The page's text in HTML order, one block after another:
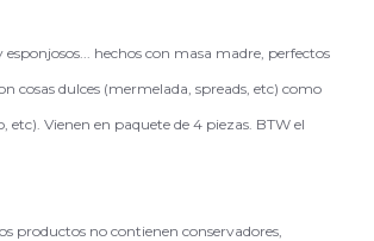
hechos con masa madre, perfectos
cosas dulces (mermelada, spreads, etc) como
etc). Vienen en paquete de 4 piezas. BTW el
productos no contienen conservadores,